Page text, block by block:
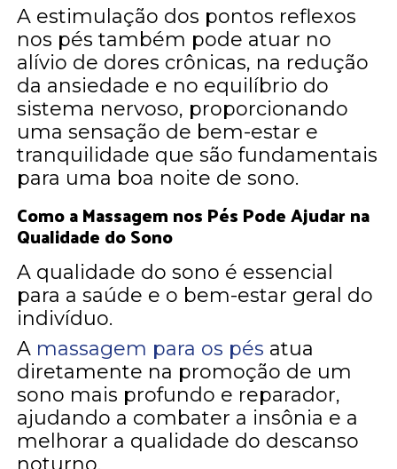
A estimulação dos pontos reflexos
nos pés também pode atuar no
alívio de dores crônicas, na redução
da ansiedade e no equilíbrio do
sistema nervoso, proporcionando
uma sensação de bem-estar e
tranquilidade que são fundamentais
para uma boa noite de sono.
Como a Massagem nos Pés Pode Ajudar na
Qualidade do Sono
A qualidade do sono é essencial
para a saúde e o bem-estar geral do
indivíduo.
A massagem para os pés atua
diretamente na promoção de um
sono mais profundo e reparador,
ajudando a combater a insônia e a
melhorar a qualidade do descanso